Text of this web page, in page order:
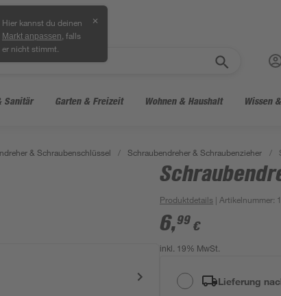
Hier kannst du deinen
Markt anpassen , falls
er nicht stimmt.
✕
Sanitär Garten & Freizeit Wohnen & Haushalt Wissen
& Schraubenschlüssel / Schraubendreher & Schraubenzieher /
Produktdetails | Artikelnummer:
6,99 €
inkl. 19% MwSt.
Lieferung